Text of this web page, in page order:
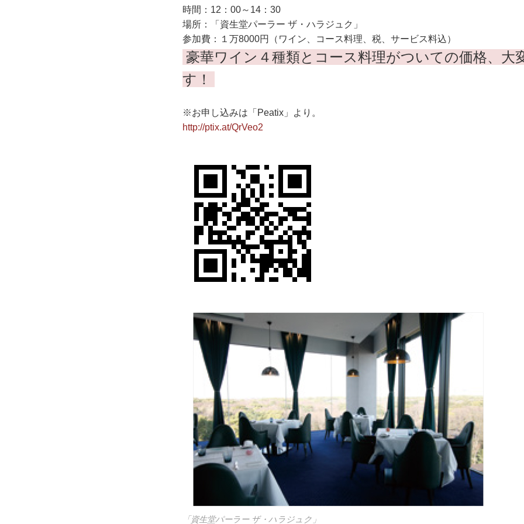
時間：12：00～14：30
場所：「資生堂パーラー ザ・ハラジュク」
参加費：１万8000円（ワイン、コース料理、税、サービス料込）
豪華ワイン４種類とコース料理がついての価格、大
す！
※お申し込みは「Peatix」より。
http://ptix.at/QrVeo2
「資生堂パーラー ザ・ハラジュク」